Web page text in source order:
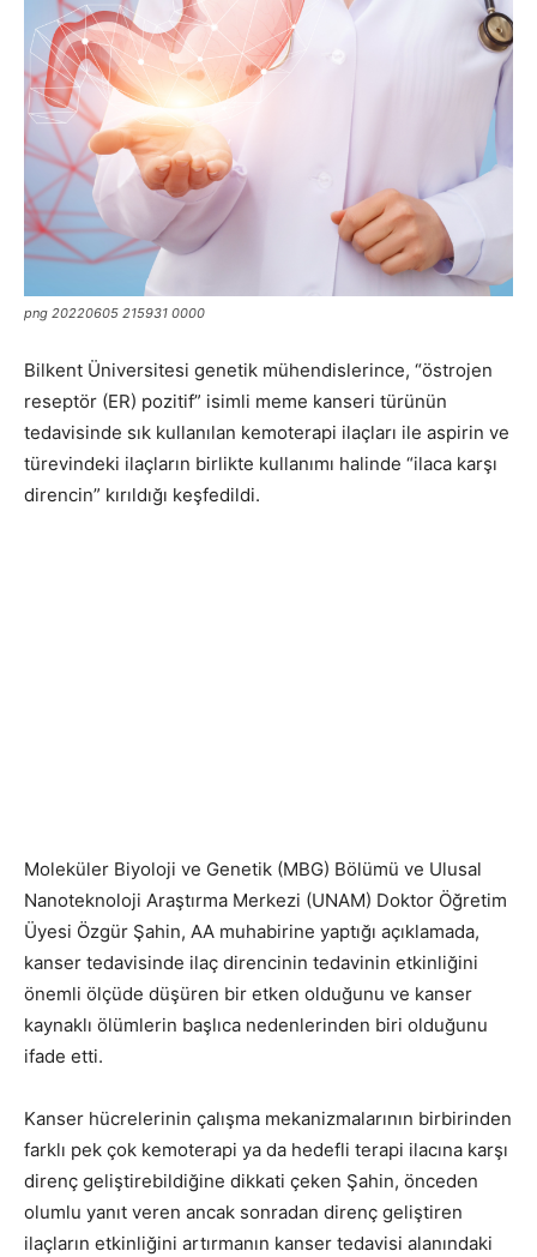
png 20220605 215931 0000
Bilkent Üniversitesi genetik mühendislerince, “östrojen
reseptör (ER) pozitif” isimli meme kanseri türünün
tedavisinde sık kullanılan kemoterapi ilaçları ile aspirin ve
türevindeki ilaçların birlikte kullanımı halinde “ilaca karşı
direncin” kırıldığı keşfedildi.
Moleküler Biyoloji ve Genetik (MBG) Bölümü ve Ulusal
Nanoteknoloji Araştırma Merkezi (UNAM) Doktor Öğretim
Üyesi Özgür Şahin, AA muhabirine yaptığı açıklamada,
kanser tedavisinde ilaç direncinin tedavinin etkinliğini
önemli ölçüde düşüren bir etken olduğunu ve kanser
kaynaklı ölümlerin başlıca nedenlerinden biri olduğunu
ifade etti.
Kanser hücrelerinin çalışma mekanizmalarının birbirinden
farklı pek çok kemoterapi ya da hedefli terapi ilacına karşı
direnç geliştirebildiğine dikkati çeken Şahin, önceden
olumlu yanıt veren ancak sonradan direnç geliştiren
ilaçların etkinliğini artırmanın kanser tedavisi alanındaki